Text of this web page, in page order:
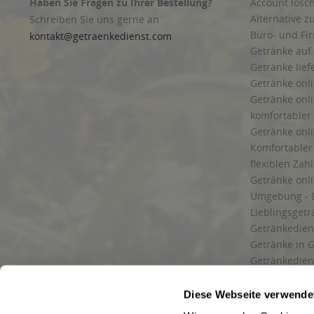
Diese Webseite
Schreiben Sie uns gerne an
kontakt@getraenkedienst.com
Alternative
Büro- und
Getränke
Getränke
Getränke
Getränke
komfortabler
Getränke
flexiblen
Getränke
Umgebung -
Getränke in
und